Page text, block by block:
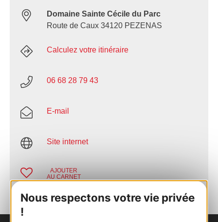
Nous respectons votre vie privée
!
Domaine Sainte Cécile du Parc
Route de Caux 34120 PEZENAS
Calculez votre itinéraire
06 68 28 79 43
E-mail
Site internet
AJOUTER
AU CARNET